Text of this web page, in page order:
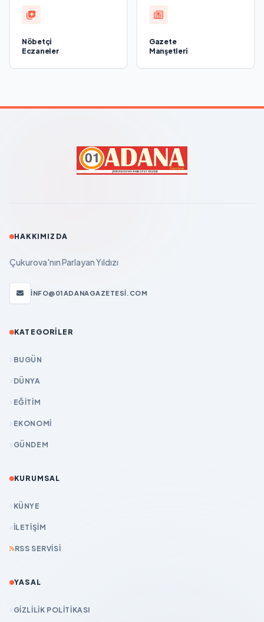
Nöbetçi
Eczaneler
Gazete
Manşetleri
HAKKIMIZDA
Çukurova'nın Parlayan Yıldızı
INFO@01ADANAGAZETESI.COM
KATEGORILER
BUGÜN
DÜNYA
EĞİTİM
EKONOMİ
GÜNDEM
KURUMSAL
KÜNYE
İLETIŞIM
RSS SERVISI
YASAL
GIZLILIK POLITIKASI